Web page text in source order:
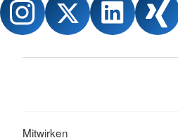
Mitwirken